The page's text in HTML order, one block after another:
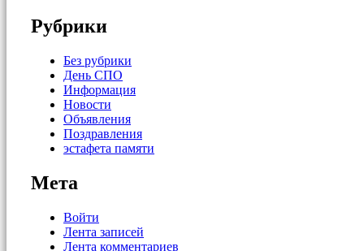
Рубрики
Без рубрики
День СПО
Информация
Новости
Объявления
Поздравления
эстафета памяти
Мета
Войти
Лента записей
Лента комментариев